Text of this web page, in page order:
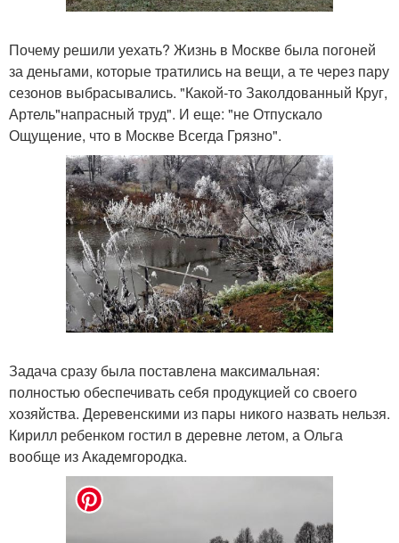
Почему решили уехать? Жизнь в Москве была погоней
за деньгами, которые тратились на вещи, а те через пару
сезонов выбрасывались. "Какой-то Заколдованный Круг,
Артель"напрасный труд". И еще: "не Отпускало
Ощущение, что в Москве Всегда Грязно".
Задача сразу была поставлена максимальная:
полностью обеспечивать себя продукцией со своего
хозяйства. Деревенскими из пары никого назвать нельзя.
Кирилл ребенком гостил в деревне летом, а Ольга
вообще из Академгородка.